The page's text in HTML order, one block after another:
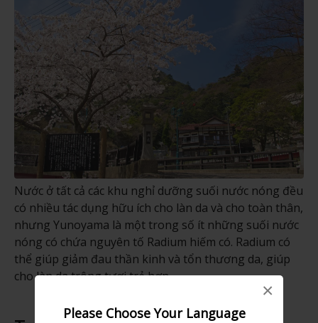
Please Choose Your Language
×
Nước ở tất cả các khu nghỉ dưỡng suối nước nóng đều
có nhiều tác dụng hữu ích cho làn da và cho toàn thân,
nhưng Yunoyama là một trong số ít những suối nước
nóng có chứa nguyên tố Radium hiếm có. Radium có
thể giúp giảm đau thần kinh và tổn thương da, giúp
cho làn da trông tươi trẻ hơn.